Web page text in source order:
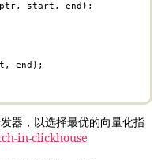
器，以选择最优的向量化指
in-clickhouse